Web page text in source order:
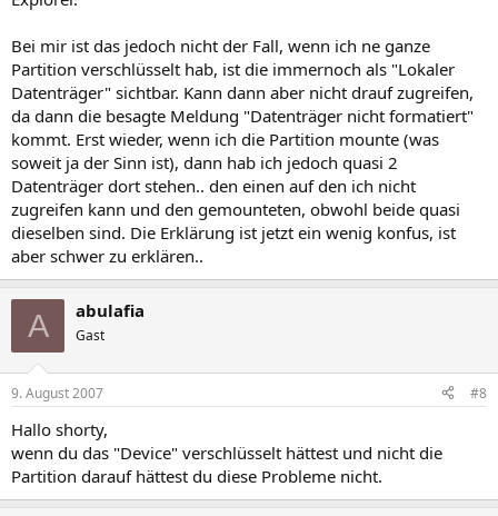
Bei mir ist das jedoch nicht der Fall, wenn ich ne ganze
Partition verschlüsselt hab, ist die immernoch als "Lokaler
Datenträger" sichtbar. Kann dann aber nicht drauf zugreifen,
da dann die besagte Meldung "Datenträger nicht formatiert"
kommt. Erst wieder, wenn ich die Partition mounte (was
soweit ja der Sinn ist), dann hab ich jedoch quasi 2
Datenträger dort stehen.. den einen auf den ich nicht
zugreifen kann und den gemounteten, obwohl beide quasi
dieselben sind. Die Erklärung ist jetzt ein wenig konfus, ist
aber schwer zu erklären..
A abulafia
Gast
9. August 2007 #8
Hallo shorty,
wenn du das "Device" verschlüsselt hättest und nicht die
Partition darauf hättest du diese Probleme nicht.